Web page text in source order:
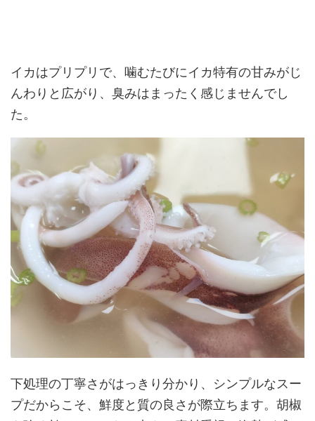
イカはプリプリで、噛むたびにイカ特有の甘みがじ
んわりと広がり、臭みはまったく感じませんでし
た。
下処理の丁寧さがはっきり分かり、シンプルなスー
プだからこそ、鮮度と質の良さが際立ちます。胡椒